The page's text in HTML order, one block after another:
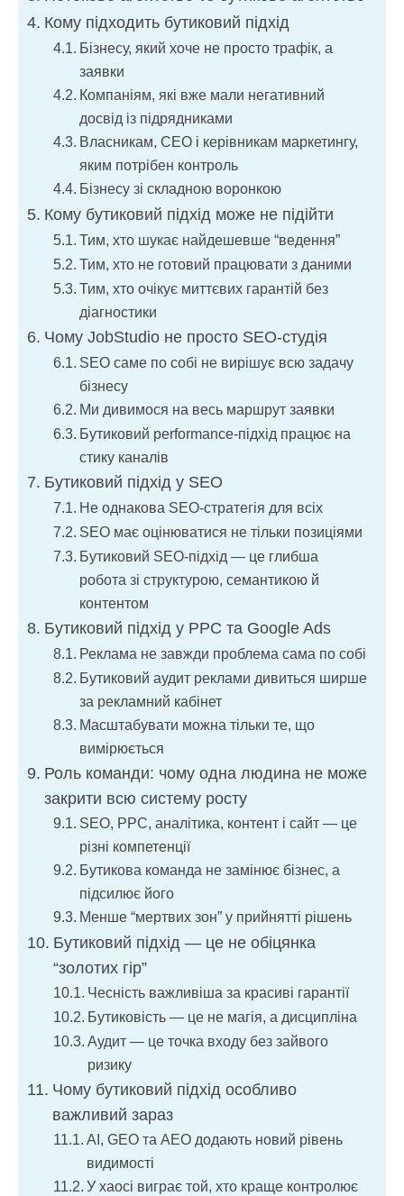
Кому підходить бутиковий підхід
Бізнесу, який хоче не просто трафік, а
заявки
Компаніям, які вже мали негативний
досвід із підрядниками
Власникам, CEO і керівникам маркетингу,
яким потрібен контроль
Бізнесу зі складною воронкою
Кому бутиковий підхід може не підійти
Тим, хто шукає найдешевше “ведення”
Тим, хто не готовий працювати з даними
Тим, хто очікує миттєвих гарантій без
діагностики
Чому JobStudio не просто SEO-студія
SEO саме по собі не вирішує всю задачу
бізнесу
Ми дивимося на весь маршрут заявки
Бутиковий performance-підхід працює на
стику каналів
Бутиковий підхід у SEO
Не однакова SEO-стратегія для всіх
SEO має оцінюватися не тільки позиціями
Бутиковий SEO-підхід — це глибша
робота зі структурою, семантикою й
контентом
Бутиковий підхід у PPC та Google Ads
Реклама не завжди проблема сама по собі
Бутиковий аудит реклами дивиться ширше
за рекламний кабінет
Масштабувати можна тільки те, що
вимірюється
Роль команди: чому одна людина не може
закрити всю систему росту
SEO, PPC, аналітика, контент і сайт — це
різні компетенції
Бутикова команда не замінює бізнес, а
підсилює його
Менше “мертвих зон” у прийнятті рішень
Бутиковий підхід — це не обіцянка
“золотих гір”
Чесність важливіша за красиві гарантії
Бутиковість — це не магія, а дисципліна
Аудит — це точка входу без зайвого
ризику
Чому бутиковий підхід особливо
важливий зараз
AI, GEO та AEO додають новий рівень
видимості
У хаосі виграє той, хто краще контролює